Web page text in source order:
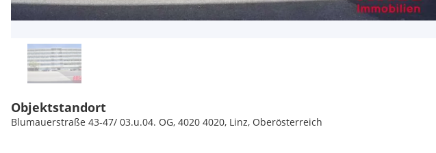
Objektstandort
Blumauerstraße 43-47/ 03.u.04. OG, 4020 4020, Linz, Oberösterreich